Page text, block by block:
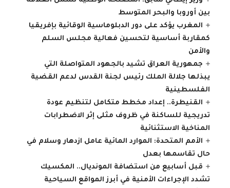
بين أوروبا والبحر المتوسط
المغرب يؤكد على دور الدبلوماسية الوقائية بإفريقيا
كمقاربة أساسية لتحسين فعالية مجلس السلم
والأمن
جمهورية العراق تشيد بالجهود المتواصلة التي
يبذلها جلالة الملك رئيس لجنة القدس لدعم القضية
الفلسطينية
القنيطرة.. إعداد مخطط متكامل لتنظيم عودة
تدريجية للساكنة في ظروف مثلى إثر الاضطرابات
المناخية الاستثنائية
الأمم المتحدة: الموارد المائية عامل ازدهار وسلام في
حال تقاسمها بعدل
قبل أسابيع من استضافة المونديال.. المكسيك
تشدد الإجراءات الأمنية في أبرز المواقع السياحية